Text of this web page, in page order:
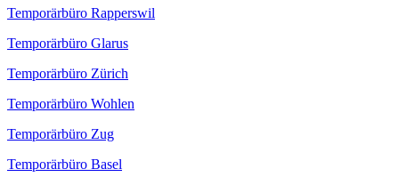
Temporärbüro Rapperswil
Temporärbüro Glarus
Temporärbüro Zürich
Temporärbüro Wohlen
Temporärbüro Zug
Temporärbüro Basel